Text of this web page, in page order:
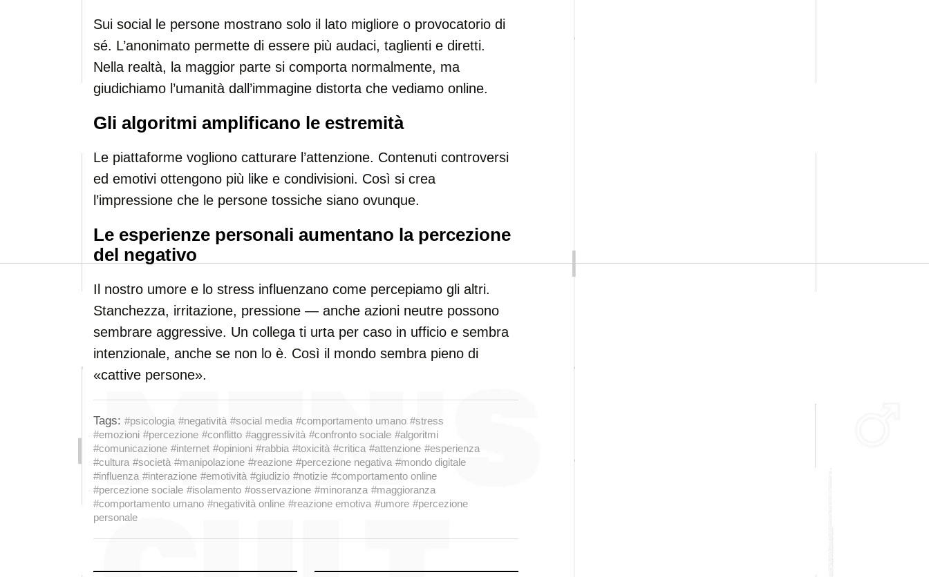
Sui social le persone mostrano solo il lato migliore o provocatorio di
sé. L’anonimato permette di essere più audaci, taglienti e diretti.
Nella realtà, la maggior parte si comporta normalmente, ma
giudichiamo l’umanità dall’immagine distorta che vediamo online.
Gli algoritmi amplificano le estremità
Le piattaforme vogliono catturare l’attenzione. Contenuti controversi
ed emotivi ottengono più like e condivisioni. Così si crea
l’impressione che le persone tossiche siano ovunque.
Le esperienze personali aumentano la percezione
del negativo
Il nostro umore e lo stress influenzano come percepiamo gli altri.
Stanchezza, irritazione, pressione — anche azioni neutre possono
sembrare aggressive. Un collega ti urta per caso in ufficio e sembra
intenzionale, anche se non lo è. Così il mondo sembra pieno di
«cattive persone».
Tags: #psicologia #negatività #social media #comportamento umano #stress
#emozioni #percezione #conflitto #aggressività #confronto sociale #algoritmi
#comunicazione #internet #opinioni #rabbia #toxicità #critica #attenzione #esperienza
#cultura #società #manipolazione #reazione #percezione negativa #mondo digitale
#influenza #interazione #emotività #giudizio #notizie #comportamento online
#percezione sociale #isolamento #osservazione #minoranza #maggioranza
#comportamento umano #negatività online #reazione emotiva #umore #percezione
personale